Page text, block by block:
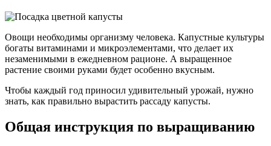
Овощи необходимы организму человека. Капустные культуры
богаты витаминами и микроэлементами, что делает их
незаменимыми в ежедневном рационе. А выращенное
растение своими руками будет особенно вкусным.
Чтобы каждый год приносил удивительный урожай, нужно
знать, как правильно вырастить рассаду капусты.
Общая инструкция по выращиванию